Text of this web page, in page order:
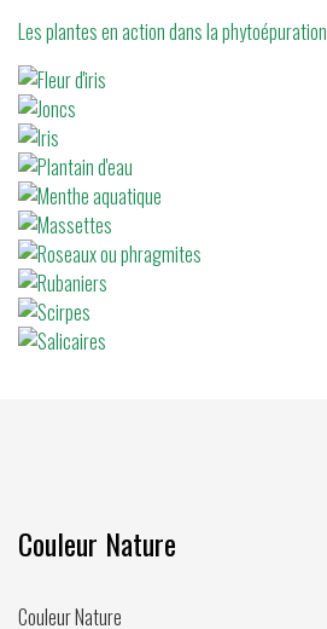
Les plantes en action dans la phytoépuration
Couleur Nature
Couleur Nature